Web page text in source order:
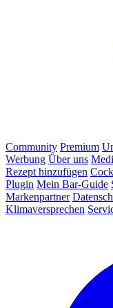
Community Premium
Werbung Über uns
Rezept hinzufügen
Plugin Mein Bar-Guide
Markenpartner
Klimaversprechen